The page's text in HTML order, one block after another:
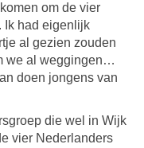
om de vier
Ik had eigenlijk
al gezien zouden
we al weggingen…
doen jongens van
die wel in Wijk
vier Nederlanders